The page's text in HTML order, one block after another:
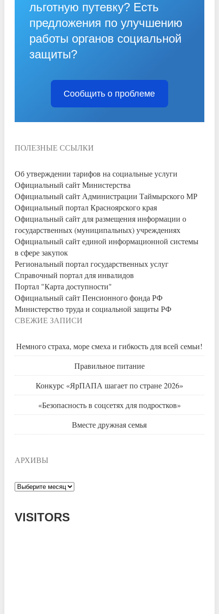
льготную путевку? Есть
предложения по улучшению
работы органов социальной
защиты?
Сообщить о проблеме
ПОЛЕЗНЫЕ ССЫЛКИ
Об утверждении тарифов на социальные услуги
Официальный сайт Министерства
Официальный сайт Администрации Таймырского МР
Официальный портал Красноярского края
Официальный сайт для размещения информации о
государственных (муниципальных) учреждениях
Официальный сайт единой информационной системы
в сфере закупок
Региональный портал государственных услуг
Справочный портал для инвалидов
Портал "Карта доступности"
Официальный сайт Пенсионного фонда РФ
Министерство труда и социальной защиты РФ
СВЕЖИЕ ЗАПИСИ
Немного страха, море смеха и гибкость для всей семьи!
Правильное питание
Конкурс «ЯрПАПА шагает по стране 2026»
«Безопасность в соцсетях для подростков»
Вместе дружная семья
АРХИВЫ
Архивы
VISITORS